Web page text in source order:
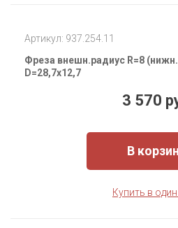
Артикул: 937.254.11
Фреза внешн.радиус R=8
D=28,7x12,7
3 570
В
Купить в